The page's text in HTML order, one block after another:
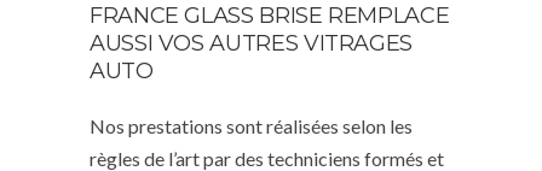
FRANCE GLASS BRISE REMPLACE
AUSSI VOS AUTRES VITRAGES
AUTO
Nos prestations sont réalisées selon les
règles de l’art par des techniciens formés et